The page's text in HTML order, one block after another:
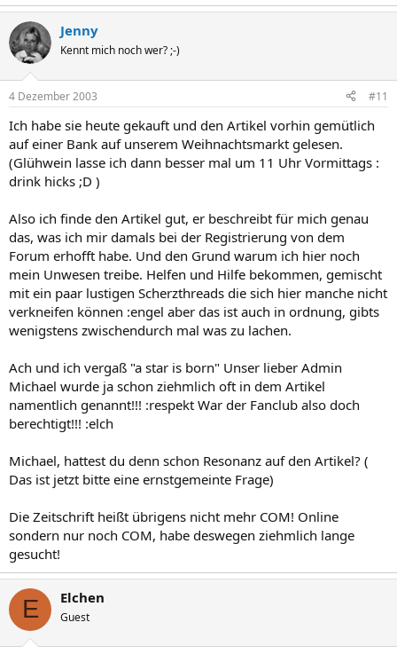
Jenny
Kennt mich noch wer? ;-)
4 Dezember 2003 #11
Ich habe sie heute gekauft und den Artikel vorhin gemütlich
auf einer Bank auf unserem Weihnachtsmarkt gelesen.
(Glühwein lasse ich dann besser mal um 11 Uhr Vormittags :
drink hicks ;D )
Also ich finde den Artikel gut, er beschreibt für mich genau
das, was ich mir damals bei der Registrierung von dem
Forum erhofft habe. Und den Grund warum ich hier noch
mein Unwesen treibe. Helfen und Hilfe bekommen, gemischt
mit ein paar lustigen Scherzthreads die sich hier manche nicht
verkneifen können :engel aber das ist auch in ordnung, gibts
wenigstens zwischendurch mal was zu lachen.
Ach und ich vergaß "a star is born" Unser lieber Admin
Michael wurde ja schon ziehmlich oft in dem Artikel
namentlich genannt!!! :respekt War der Fanclub also doch
berechtigt!!! :elch
Michael, hattest du denn schon Resonanz auf den Artikel? (
Das ist jetzt bitte eine ernstgemeinte Frage)
Die Zeitschrift heißt übrigens nicht mehr COM! Online
sondern nur noch COM, habe deswegen ziehmlich lange
gesucht!
E Elchen
Guest